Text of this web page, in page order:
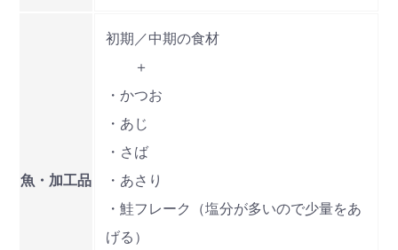
魚・加工品
初期／中期の食材
＋
・かつお
・あじ
・さば
・あさり
・鮭フレーク（塩分が多いので少量をあ
げる）